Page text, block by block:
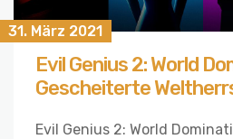
31. März 2021
Evil Genius 2: World
Gescheiterte
Evil Genius 2: World